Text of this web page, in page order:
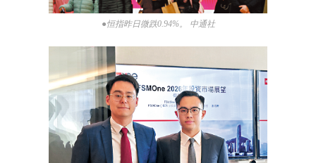
●恒指昨日微跌0.94%。 中通社